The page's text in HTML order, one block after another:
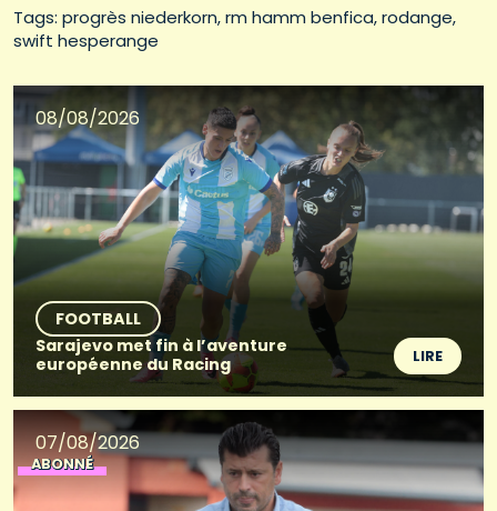
Tags: progrès niederkorn rm hamm benfica rodange
swift hesperange
08/08/2026
FOOTBALL
Sarajevo met fin à l’aventure
européenne du Racing
LIRE
07/08/2026
ABONNÉ